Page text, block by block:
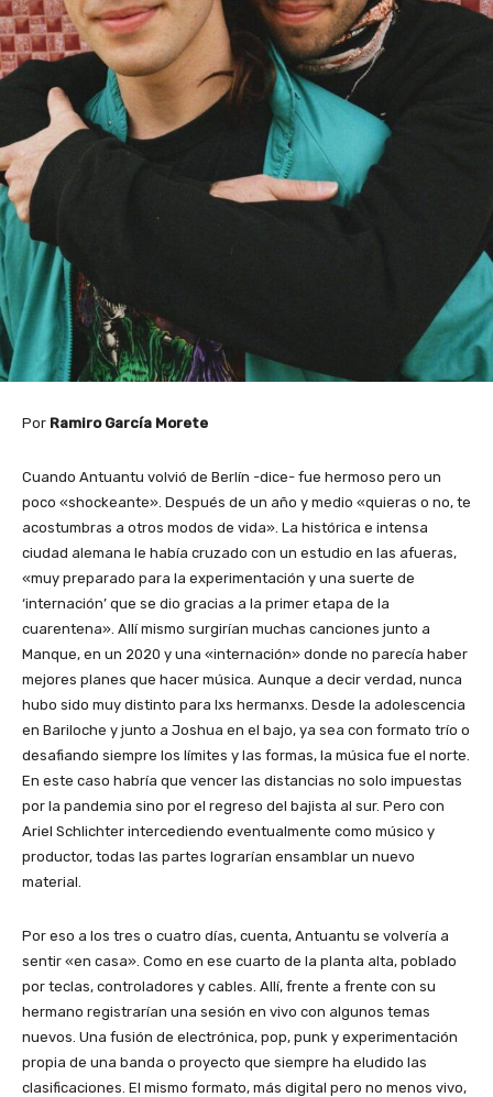
Por Ramiro García Morete
Cuando Antuantu volvió de Berlín -dice- fue hermoso pero un
poco «shockeante». Después de un año y medio «quieras o no, te
acostumbras a otros modos de vida». La histórica e intensa
ciudad alemana le había cruzado con un estudio en las afueras,
«muy preparado para la experimentación y una suerte de
‘internación’ que se dio gracias a la primer etapa de la
cuarentena». Allí mismo surgirían muchas canciones junto a
Manque, en un 2020 y una «internación» donde no parecía haber
mejores planes que hacer música. Aunque a decir verdad, nunca
hubo sido muy distinto para lxs hermanxs. Desde la adolescencia
en Bariloche y junto a Joshua en el bajo, ya sea con formato trío o
desafiando siempre los límites y las formas, la música fue el norte.
En este caso habría que vencer las distancias no solo impuestas
por la pandemia sino por el regreso del bajista al sur. Pero con
Ariel Schlichter intercediendo eventualmente como músico y
productor, todas las partes lograrían ensamblar un nuevo
material.
Por eso a los tres o cuatro días, cuenta, Antuantu se volvería a
sentir «en casa». Como en ese cuarto de la planta alta, poblado
por teclas, controladores y cables. Allí, frente a frente con su
hermano registrarían una sesión en vivo con algunos temas
nuevos. Una fusión de electrónica, pop, punk y experimentación
propia de una banda o proyecto que siempre ha eludido las
clasificaciones. El mismo formato, más digital pero no menos vivo,